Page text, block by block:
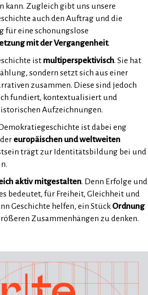
kann. Zugleich gibt uns unsere
auch den Auftrag und die
für eine schonungslose
mit der Vergangenheit.
ist multiperspektivisch. Sie hat
sondern setzt sich aus einer
zusammen. Diese sind jedoch
fundiert, kontextualisiert und
Aufzeichnungen.
ist dabei eng
europäischen und weltweiten
trägt zur Identitätsbildung bei und
aktiv mitgestalten. Denn Erfolge und
bedeutet, für Freiheit, Gleichheit und
Geschichte helfen, ein Stück Ordnung
Zusammenhängen zu denken.